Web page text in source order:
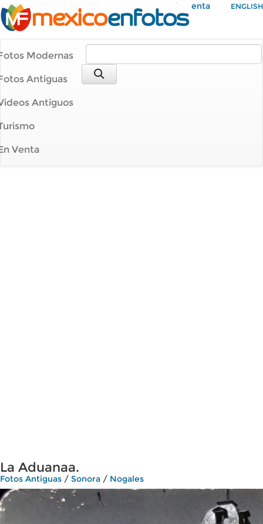
Mi Cuenta ENGLISH
Modernas
Antiguas
Antiguos
Venta
La Aduanaa.
Fotos Antiguas / Sonora / Nogales